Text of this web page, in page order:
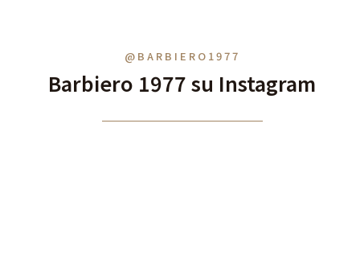
@BARBIERO1977
Barbiero 1977 su Instagram